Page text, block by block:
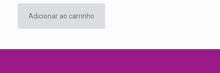
Adicionar ao carrinho